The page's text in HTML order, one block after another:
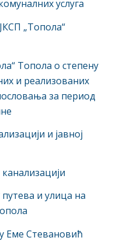
услуга
„Топола“
Топола о степену
и реализованих
за период
и јавној
и улица на
Еме Стевановић